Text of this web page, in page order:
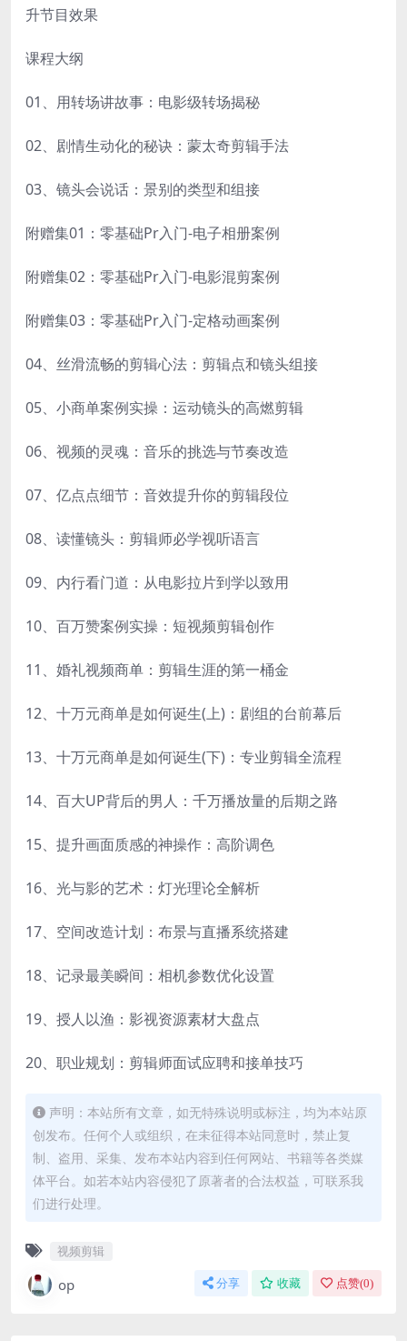
升节目效果
课程大纲
01、用转场讲故事：电影级转场揭秘
02、剧情生动化的秘诀：蒙太奇剪辑手法
03、镜头会说话：景别的类型和组接
附赠集01：零基础Pr入门-电子相册案例
附赠集02：零基础Pr入门-电影混剪案例
附赠集03：零基础Pr入门-定格动画案例
04、丝滑流畅的剪辑心法：剪辑点和镜头组接
05、小商单案例实操：运动镜头的高燃剪辑
06、视频的灵魂：音乐的挑选与节奏改造
07、亿点点细节：音效提升你的剪辑段位
08、读懂镜头：剪辑师必学视听语言
09、内行看门道：从电影拉片到学以致用
10、百万赞案例实操：短视频剪辑创作
11、婚礼视频商单：剪辑生涯的第一桶金
12、十万元商单是如何诞生(上)：剧组的台前幕后
13、十万元商单是如何诞生(下)：专业剪辑全流程
14、百大UP背后的男人：千万播放量的后期之路
15、提升画面质感的神操作：高阶调色
16、光与影的艺术：灯光理论全解析
17、空间改造计划：布景与直播系统搭建
18、记录最美瞬间：相机参数优化设置
19、授人以渔：影视资源素材大盘点
20、职业规划：剪辑师面试应聘和接单技巧
声明：本站所有文章，如无特殊说明或标注，均为本站原
创发布。任何个人或组织，在未征得本站同意时，禁止复
制、盗用、采集、发布本站内容到任何网站、书籍等各类媒
体平台。如若本站内容侵犯了原著者的合法权益，可联系我
们进行处理。
视频剪辑
op 分享 收藏 点赞(0)